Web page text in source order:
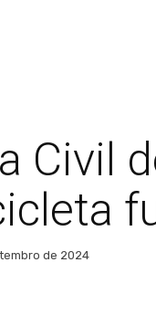
Civil
de 2024